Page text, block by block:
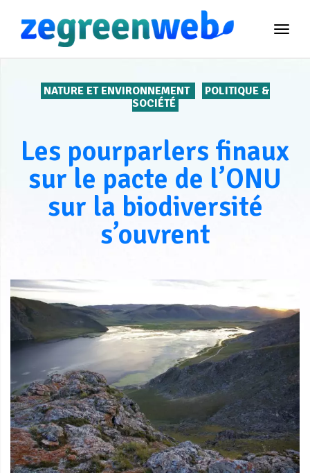
NATURE ET ENVIRONNEMENT
POLITIQUE &
SOCIÉTÉ
Les pourparlers finaux
sur le pacte de l’ONU
sur la biodiversité
s’ouvrent